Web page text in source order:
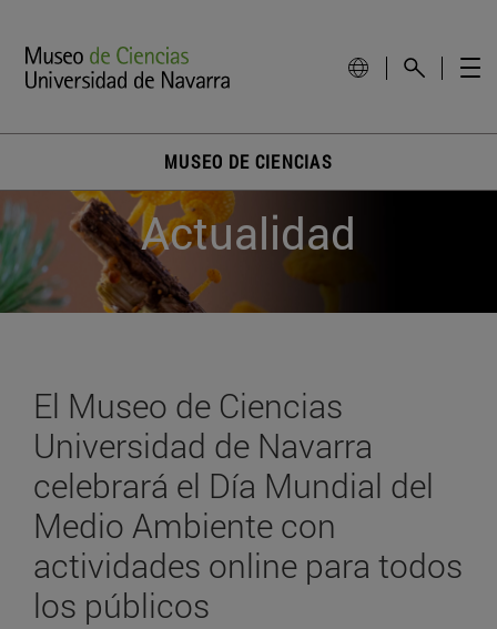
MUSEO DE CIENCIAS
Actualidad
El Museo de Ciencias
Universidad de Navarra
celebrará el Día Mundial del
Medio Ambiente con
actividades online para todos
los públicos